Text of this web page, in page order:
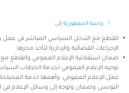
رئاسة الجمهورية إلى:
القطع مع التدخل السياسي المباشر في عمل
الإجراءات القضائية والإدارية لتأخذ مجرها.
ضمان استقلالية الإعلام العمومي والقطع
توجيه الإعلام العمومي لخدمة الخطاب
عمل الإعلام العمومي، وأهمها خدمة
التونسي وضمان ولوجه إلى وسائل الإعلام في